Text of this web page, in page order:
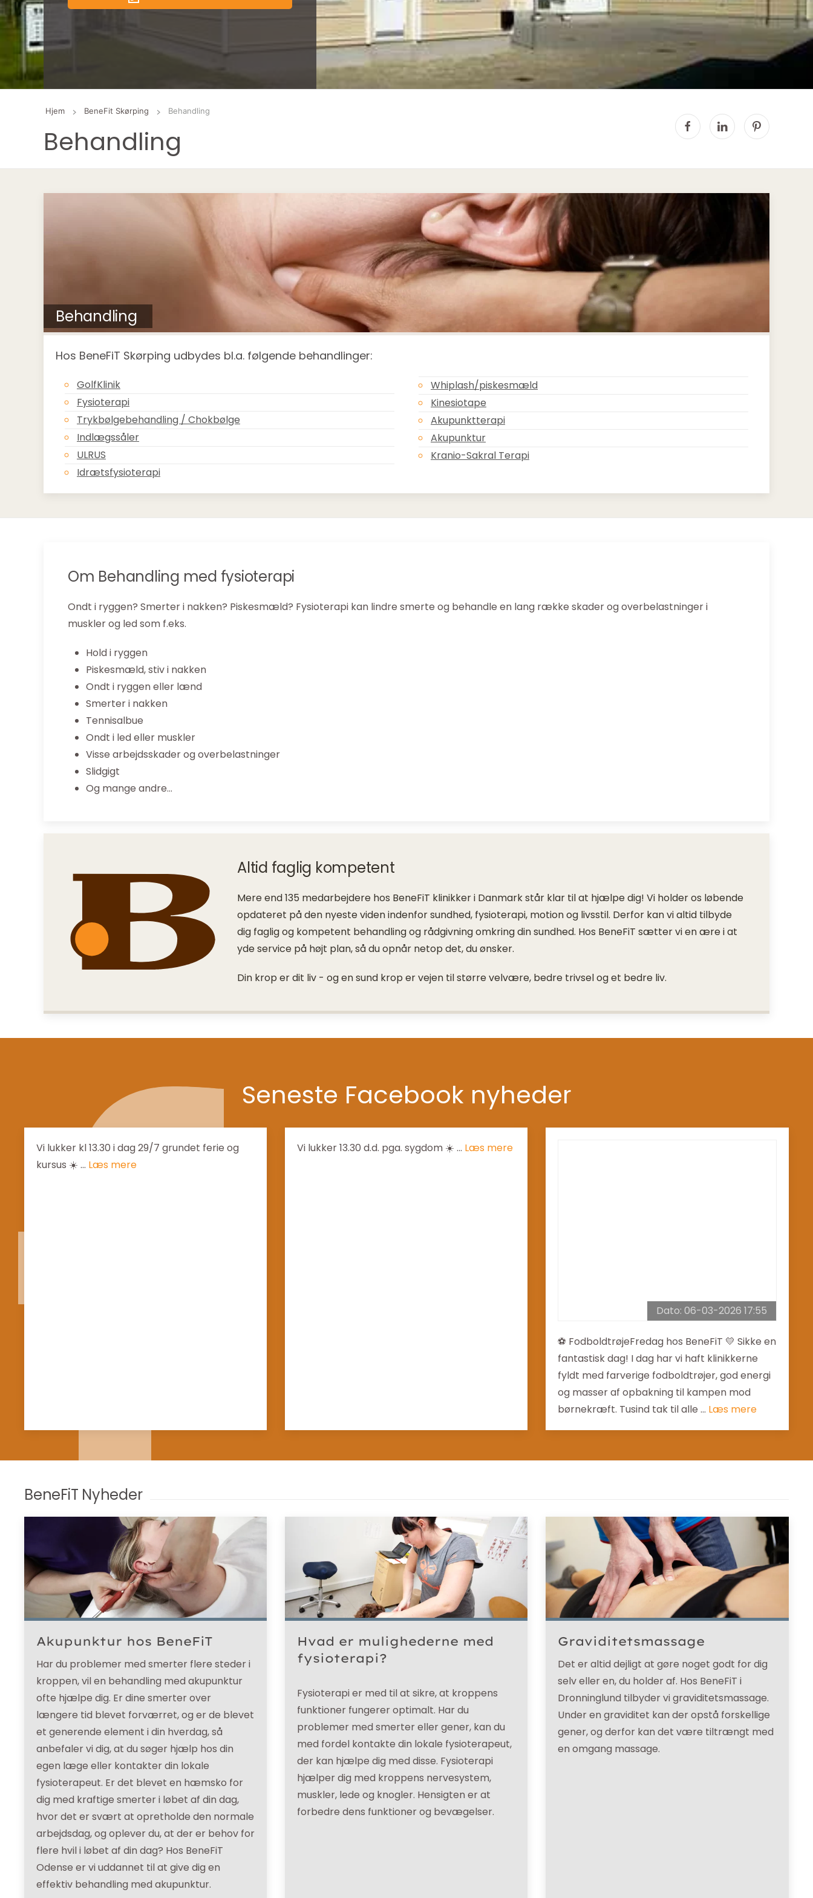
Hjem BeneFit Skørping Behandling
Behandling
Behandling
Hos BeneFiT Skørping udbydes bl.a. følgende behandlinger:
GolfKlinik
Fysioterapi
Trykbølgebehandling / Chokbølge
Indlægssåler
ULRUS
Idrætsfysioterapi
Whiplash/piskesmæld
Kinesiotape
Akupunktterapi
Akupunktur
Kranio-Sakral Terapi
Om Behandling med fysioterapi
Ondt i ryggen? Smerter i nakken? Piskesmæld? Fysioterapi kan lindre smerte og behandle en lang række skader og overbelastninger i
muskler og led som f.eks.
Hold i ryggen
Piskesmæld, stiv i nakken
Ondt i ryggen eller lænd
Smerter i nakken
Tennisalbue
Ondt i led eller muskler
Visse arbejdsskader og overbelastninger
Slidgigt
Og mange andre…
Altid faglig kompetent
Mere end 135 medarbejdere hos BeneFiT klinikker i Danmark står klar til at hjælpe dig! Vi holder os løbende
opdateret på den nyeste viden indenfor sundhed, fysioterapi, motion og livsstil. Derfor kan vi altid tilbyde
dig faglig og kompetent behandling og rådgivning omkring din sundhed. Hos BeneFiT sætter vi en ære i at
yde service på højt plan, så du opnår netop det, du ønsker.
Din krop er dit liv - og en sund krop er vejen til større velvære, bedre trivsel og et bedre liv.
Seneste Facebook nyheder
Vi lukker kl 13.30 i dag 29/7 grundet ferie og
kursus ☀️ ... Læs mere
Vi lukker 13.30 d.d. pga. sygdom ☀️ ... Læs mere
Dato: 06-03-2026 17:55
⚽️ FodboldtrøjeFredag hos BeneFiT 💛 Sikke en
fantastisk dag! I dag har vi haft klinikkerne
fyldt med farverige fodboldtrøjer, god energi
og masser af opbakning til kampen mod
børnekræft. Tusind tak til alle ... Læs mere
BeneFiT Nyheder
Akupunktur hos BeneFiT
Har du problemer med smerter flere steder i
kroppen, vil en behandling med akupunktur
ofte hjælpe dig. Er dine smerter over
længere tid blevet forværret, og er de blevet
et generende element i din hverdag, så
anbefaler vi dig, at du søger hjælp hos din
egen læge eller kontakter din lokale
fysioterapeut. Er det blevet en hæmsko for
dig med kraftige smerter i løbet af din dag,
hvor det er svært at opretholde den normale
arbejdsdag, og oplever du, at der er behov for
flere hvil i løbet af din dag? Hos BeneFiT
Odense er vi uddannet til at give dig en
effektiv behandling med akupunktur.
Hvad er mulighederne med
fysioterapi?
Fysioterapi er med til at sikre, at kroppens
funktioner fungerer optimalt. Har du
problemer med smerter eller gener, kan du
med fordel kontakte din lokale fysioterapeut,
der kan hjælpe dig med disse. Fysioterapi
hjælper dig med kroppens nervesystem,
muskler, lede og knogler. Hensigten er at
forbedre dens funktioner og bevægelser.
Graviditetsmassage
Det er altid dejligt at gøre noget godt for dig
selv eller en, du holder af. Hos BeneFiT i
Dronninglund tilbyder vi graviditetsmassage.
Under en graviditet kan der opstå forskellige
gener, og derfor kan det være tiltrængt med
en omgang massage.